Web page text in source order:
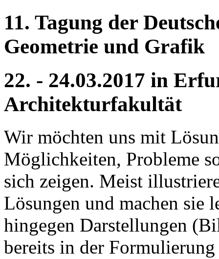
11. Tagung der
Geometrie und Grafik
22. - 24.03.2017 in
Architekturfakultät
Wir möchten uns mit
Möglichkeiten, Probleme
sich zeigen. Meist
Lösungen und machen sie
hingegen Darstellungen
bereits in der